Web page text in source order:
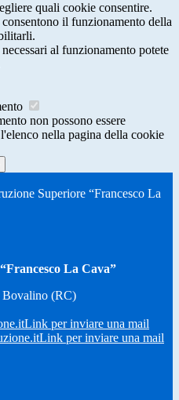
quali cookie consentire.
il funzionamento della
al funzionamento potete
non possono essere
nella pagina della cookie
Superiore “Francesco La
La Cava”
Bovalino (RC)
Link per inviare una mail
Link per inviare una mail